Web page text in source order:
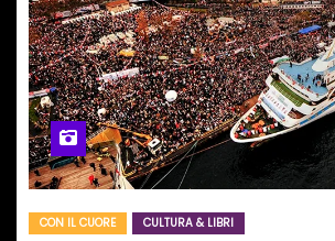
CON IL CUORE CULTURA & LIBRI